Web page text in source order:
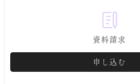
資料請求
申し込む